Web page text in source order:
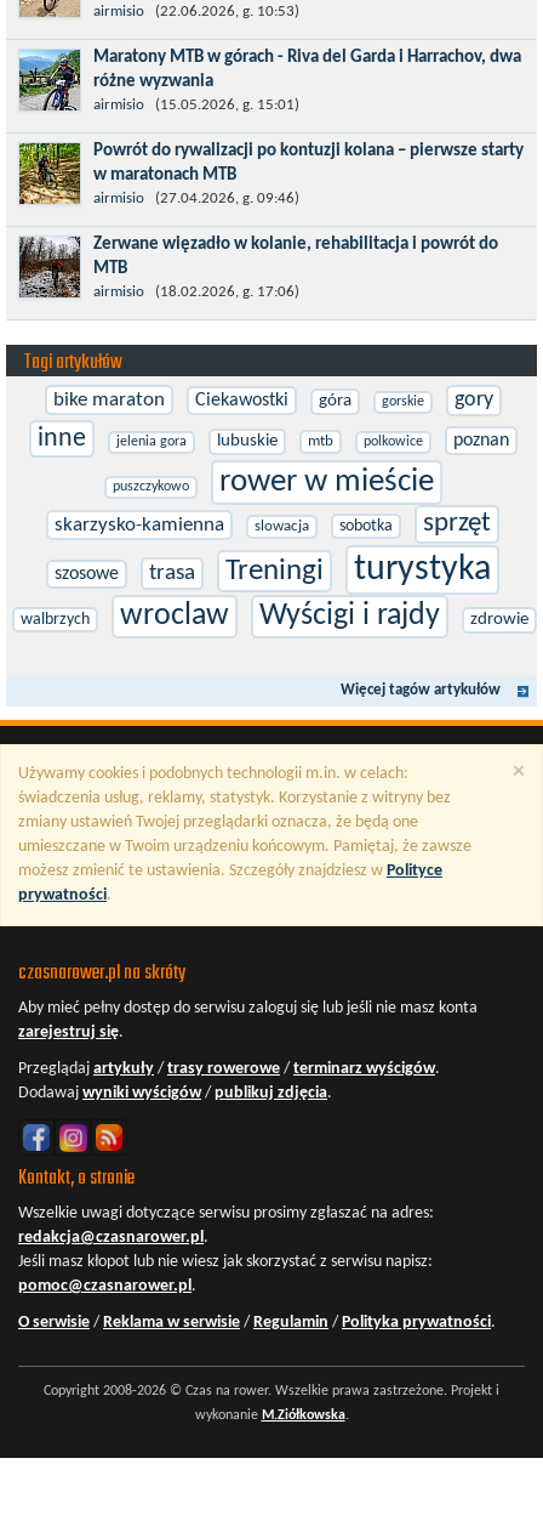
Czerwiec w moim planie oznaczał wejście w najbardziej
wymagający etap i cel pierwszej części sezonu: Puchar Świata w
maratonie MTB w Dolomitach...
airmisio (22.06.2026, g. 10:53)
Maratony MTB w górach - Riva del Garda i Harrachov, dwa
różne wyzwania
Maj to idealny czas, by z płaskich i szybkich wyścigów przejść do
znacznie bardziej ambitnych wyzwań, jakimi są górskie wyścigi
MTB....
airmisio (15.05.2026, g. 15:01)
Powrót do rywalizacji po kontuzji kolana – pierwsze starty
w maratonach MTB
Prawdziwym testem po kontuzji kolana i uszkodzeniu więzadeł
jest powrót do sportowej rywalizacji. Podczas zawodów znikają
bariery,...
airmisio (27.04.2026, g. 09:46)
Zerwane więzadło w kolanie, rehabilitacja i powrót do
MTB
W sporcie nie ma kalkulacji, niezależnie od stopnia
zaawansowania. Trenujesz, startujesz w zawodach i chcesz po
prostu oddać się grze, dać z siebie...
airmisio (18.02.2026, g. 17:06)
Tagi artykułów
bike maraton Ciekawostki góra gorskie gory
inne jelenia gora lubuskie mtb polkowice poznan
puszczykowo rower w mieście
skarzysko-kamienna slowacja sobotka sprzęt
szosowe trasa Treningi turystyka
walbrzych wroclaw Wyścigi i rajdy zdrowie
Więcej tagów artykułów
×
Używamy cookies i podobnych technologii m.in. w celach:
świadczenia usług, reklamy, statystyk. Korzystanie z witryny bez
zmiany ustawień Twojej przeglądarki oznacza, że będą one
umieszczane w Twoim urządzeniu końcowym. Pamiętaj, że zawsze
możesz zmienić te ustawienia. Szczegóły znajdziesz w Polityce
prywatności.
czasnarower.pl na skróty
Aby mieć pełny dostęp do serwisu zaloguj się lub jeśli nie masz konta
zarejestruj się.
Przeglądaj artykuły / trasy rowerowe / terminarz wyścigów.
Dodawaj wyniki wyścigów/ publikuj zdjęcia.
Kontakt, o stronie
Wszelkie uwagi dotyczące serwisu prosimy zgłaszać na adres:
redakcja@czasnarower.pl.
Jeśli masz kłopot lub nie wiesz jak skorzystać z serwisu napisz:
pomoc@czasnarower.pl.
O serwisie / Reklama w serwisie / Regulamin / Polityka prywatności.
Copyright 2008-2026 © Czas na rower. Wszelkie prawa zastrzeżone. Projekt i
wykonanie M.Ziółkowska.